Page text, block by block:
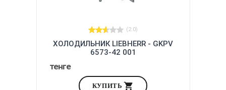
(2.0)
ХОЛОДИЛЬНИК LIEBHERR - GKPV
6573-42 001
тенге
КУПИТЬ